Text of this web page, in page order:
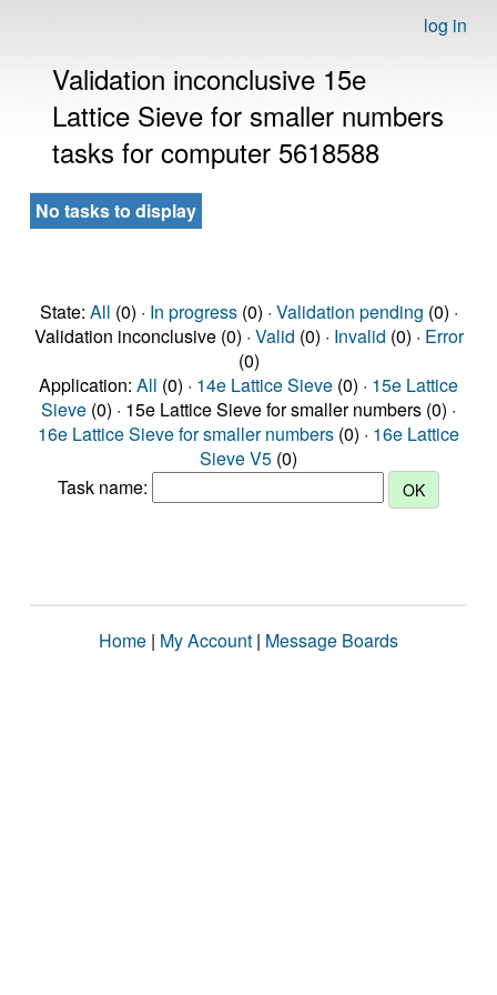
log in
Validation inconclusive 15e
Lattice Sieve for smaller numbers
tasks for computer 5618588
No tasks to display
State: All (0) · In progress(0) · Validation pending (0) ·
Validation inconclusive (0) · Valid (0) · Invalid (0) · Error
(0)
Application: All (0) · 14e Lattice Sieve (0) · 15e Lattice
Sieve (0) · 15e Lattice Sieve for smaller numbers (0) ·
16e Lattice Sieve for smaller numbers (0) · 16e Lattice
Sieve V5 (0)
Task name:
Home | My Account | Message Boards